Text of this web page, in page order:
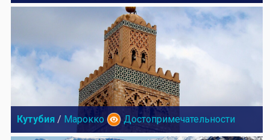
Кутубия / Марокко Достопримечательности